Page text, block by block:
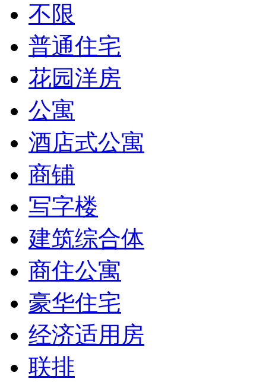
不限
普通住宅
花园洋房
公寓
酒店式公寓
商铺
写字楼
建筑综合体
商住公寓
豪华住宅
经济适用房
联排